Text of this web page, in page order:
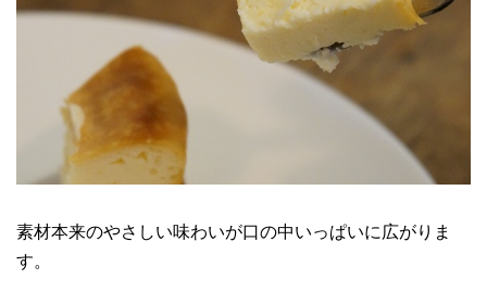
素材本来のやさしい味わいが口の中いっぱいに広がりま
す。